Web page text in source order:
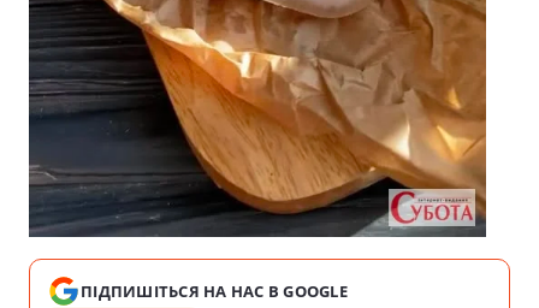
ПІДПИШІТЬСЯ НА НАС В GOOGLE